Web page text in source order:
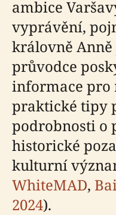
ambice
vyprávění,
královně Anně
průvodce
informace pro
praktické tipy
podrobnosti o
historické
kulturní
WhiteMAD,
2024).